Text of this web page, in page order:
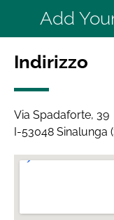
Add
Indirizzo
Via Spadaforte, 39
I-53048 Sinalunga